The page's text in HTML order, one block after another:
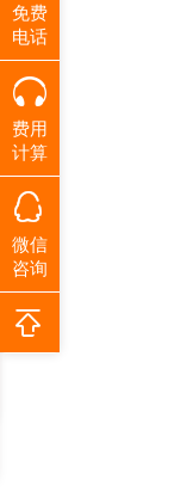
免费
电话
费用
计算
微信
咨询